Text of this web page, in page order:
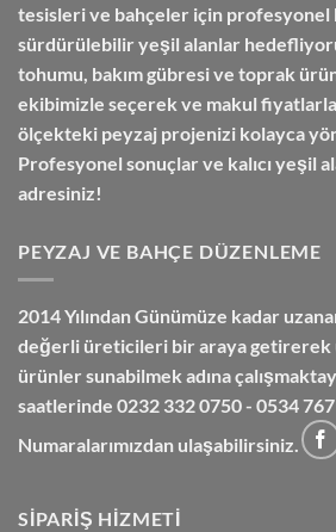
tesisleri ve bahçeler için profesyonel
sürdürülebilir yeşil alanlar
tohumu, bakım gübresi ve toprak
ekibimizle seçerek ve makul fiyatlarla
ölçekteki peyzaj projenizi kolayca
Profesyonel sonuçlar ve kalıcı yeşil
adresiniz!
PEYZAJ VE BAHÇE DÜZENLEME
2014 Yılından Günümüze kadar
değerli üreticileri bir araya getirerek
ürünler sunabilmek adına
saatlerinde 0232 332 0750 - 0534
Numaralarımızdan ulaşabilirsiniz.
SIPARIŞ HIZMETI